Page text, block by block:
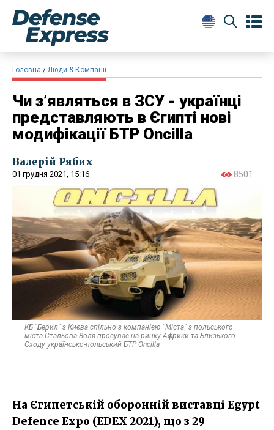
Головна Люди & Компанії
​Чи з’являться в ЗСУ - українці
представляють в Єгипті нові
модифікації БТР Oncilla
Валерій Рябих
01 грудня 2021, 15:16 8501
КБ "Берил" з Києва спільно з компанією "Міста" з польського
міста Стальова Воля просуває на ринку Африки та Близького
Сходу українсько-польський БТР Oncilla
На Єгипетській оборонній виставці Egypt
Defence Expo (EDEX 2021), що з 29